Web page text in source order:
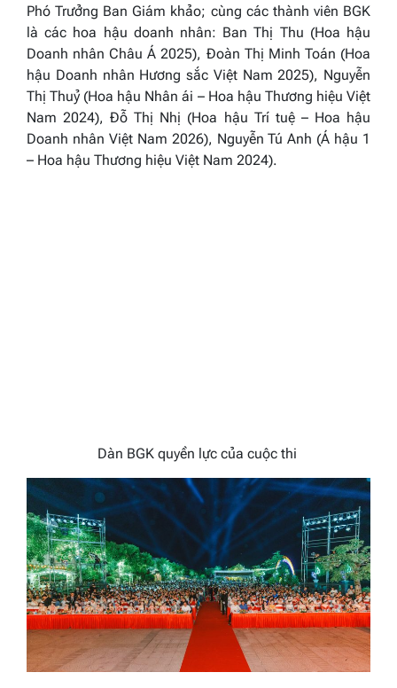
Phó Trưởng Ban Giám khảo; cùng các thành viên BGK
là các hoa hậu doanh nhân: Ban Thị Thu (Hoa hậu
Doanh nhân Châu Á 2025), Đoàn Thị Minh Toán (Hoa
hậu Doanh nhân Hương sắc Việt Nam 2025), Nguyễn
Thị Thuỷ (Hoa hậu Nhân ái – Hoa hậu Thương hiệu Việt
Nam 2024), Đỗ Thị Nhị (Hoa hậu Trí tuệ – Hoa hậu
Doanh nhân Việt Nam 2026), Nguyễn Tú Anh (Á hậu 1
– Hoa hậu Thương hiệu Việt Nam 2024).
Dàn BGK quyền lực của cuộc thi